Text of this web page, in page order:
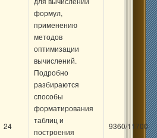
24
формул,
применению
методов
оптимизации
вычислений.
Подробно
разбираются
способы
форматирования
таблиц и
построения
9360/11700